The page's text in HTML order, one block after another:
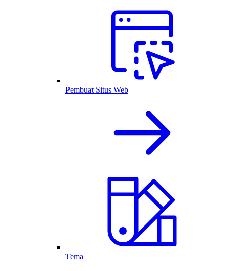
Pembuat Situs Web
Tema